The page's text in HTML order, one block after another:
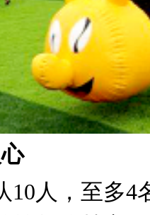
人，至多4